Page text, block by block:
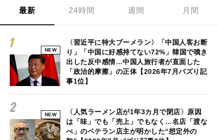
最新 24時間 週間 月間
NEW
〈習近平に特大ブーメラン〉「中国人客お断
り」「中国に好感持てない72%」韓国で噴き
出した反中感情…中国人旅行者が直面した
「政治的摩擦」の正体【2026年7月バズり記
事1位】
NEW
〈人気ラーメン店が1年3カ月で閉店〉原因
は「味」でも「売上」でもなく…名店「渡な
べ」のベテラン店主が明かした“想定外の